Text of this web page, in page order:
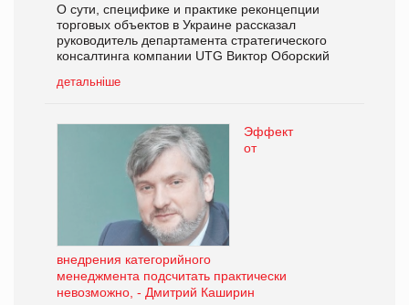
О сути, специфике и практике реконцепции
торговых объектов в Украине рассказал
руководитель департамента стратегического
консалтинга компании UTG Виктор Оборский
детальніше
Эффект
от
внедрения категорийного
менеджмента подсчитать практически
невозможно, - Дмитрий Каширин